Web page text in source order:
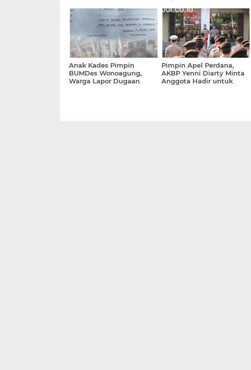
Bojonegoro
Anak Kades Pimpin
BUMDes Wonoagung,
Warga Lapor Dugaan
Pimpin Apel Perdana,
AKBP Yenni Diarty Minta
Anggota Hadir untuk